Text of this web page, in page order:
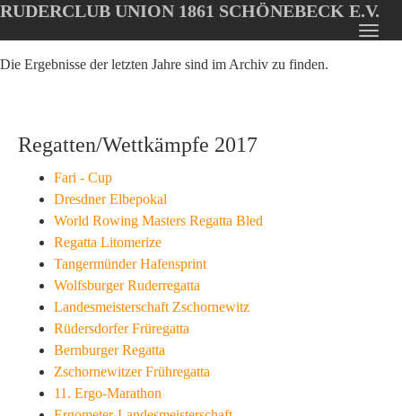
Oops, an error occurred! Code: 2026080802460891ea3135
to
RUDERCLUB UNION 1861 SCHÖNEBECK E.V.
Die Ergebnisse der letzten Jahre sind im Archiv zu finden.
Regatten/Wettkämpfe 2017
Fari - Cup
Dresdner Elbepokal
World Rowing Masters Regatta Bled
Regatta Litomerize
Tangermünder Hafensprint
Wolfsburger Ruderregatta
Landesmeisterschaft Zschornewitz
Rüdersdorfer Früregatta
Bernburger Regatta
Zschornewitzer Frühregatta
11. Ergo-Marathon